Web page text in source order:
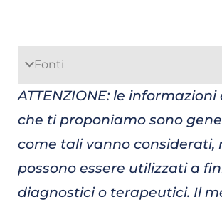
Fonti
ATTENZIONE: le
che ti proponiamo sono
come tali vanno considerati,
possono essere utilizzati a
diagnostici o terapeutici. Il